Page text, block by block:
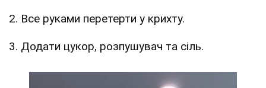
2. Все руками перетерти у крихту.
3. Додати цукор, розпушувач та сіль.